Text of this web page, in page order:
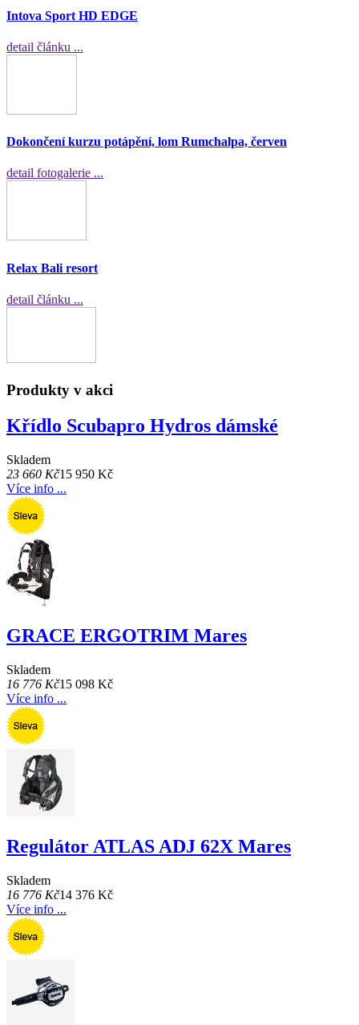
Intova Sport HD EDGE
detail článku ...
Dokončení kurzu potápění, lom Rumchalpa, červen
detail fotogalerie ...
Relax Bali resort
detail článku ...
Produkty v akci
Křídlo Scubapro Hydros dámské
Skladem
23 660 Kč15 950 Kč
Více info ...
GRACE ERGOTRIM Mares
Skladem
16 776 Kč15 098 Kč
Více info ...
Regulátor ATLAS ADJ 62X Mares
Skladem
16 776 Kč14 376 Kč
Více info ...